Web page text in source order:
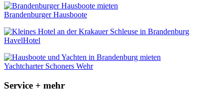
Brandenburger Hausboote
HavelHotel
Yachtcharter Schoners Wehr
Service + mehr